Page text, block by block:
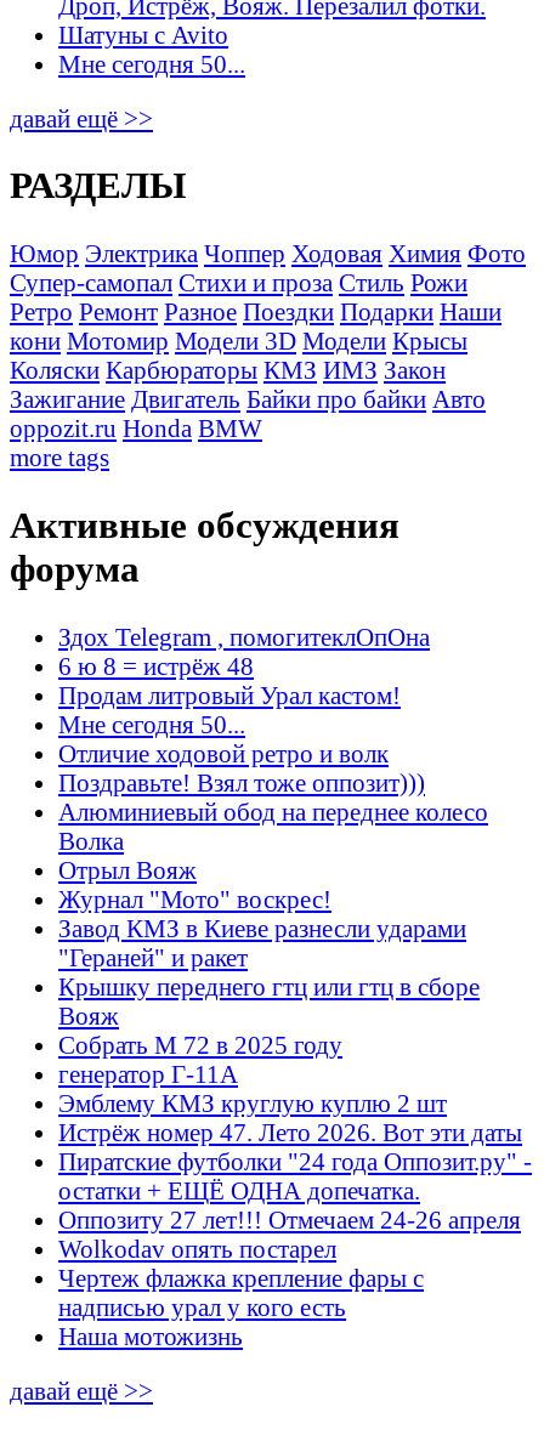
Шатуны с Avito
Мне сегодня 50...
давай ещё >>
РАЗДЕЛЫ
Юмор Электрика Чоппер Ходовая Химия Фото
Супер-самопал Стихи и проза Стиль Рожи
Ретро Ремонт Разное Поездки Подарки Наши
кони Мотомир Модели 3D Модели Крысы
Коляски Карбюраторы КМЗ ИМЗ Закон
Зажигание Двигатель Байки про байки Авто
oppozit.ru Honda BMW
more tags
Активные обсуждения
форума
Здох Telegram , помогитеклОпОна
6 ю 8 = истрёж 48
Продам литровый Урал кастом!
Мне сегодня 50...
Отличие ходовой ретро и волк
Поздравьте! Взял тоже оппозит)))
Алюминиевый обод на переднее колесо
Волка
Отрыл Вояж
Журнал "Мото" воскрес!
Завод КМЗ в Киеве разнесли ударами
"Гераней" и ракет
Крышку переднего гтц или гтц в сборе
Вояж
Собрать М 72 в 2025 году
генератор Г-11А
Эмблему КМЗ круглую куплю 2 шт
Истрёж номер 47. Лето 2026. Вот эти даты
Пиратские футболки "24 года Оппозит.ру" -
остатки + ЕЩЁ ОДНА допечатка.
Оппозиту 27 лет!!! Отмечаем 24-26 апреля
Wolkodav опять постарел
Чертеж флажка крепление фары с
надписью урал у кого есть
Наша мотожизнь
давай ещё >>